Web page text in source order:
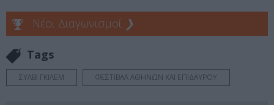
Νέοι Διαγωνισμοί ❯
Tags
ΣΥΛΒΙ ΓΚΙΛΕΜ ΦΕΣΤΙΒΑΛ ΑΘΗΝΩΝ ΚΑΙ ΕΠΙΔΑΥΡΟΥ